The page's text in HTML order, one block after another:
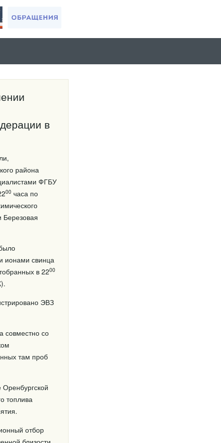
в
района
ФГБУ
00часа по
Березовая
ионами свинца
в 2200
ЭВЗ
совместно со
там проб
топлива
отбор